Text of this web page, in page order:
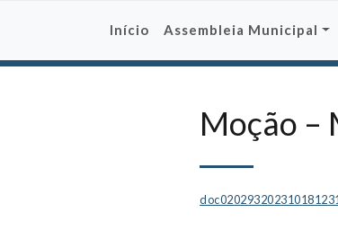
Início Assembleia Municipal
Moção –